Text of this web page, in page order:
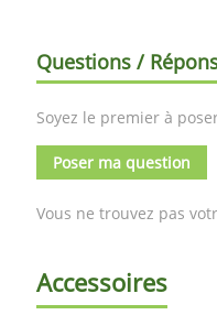
Questions /
Soyez le premier à
Poser ma question
Vous ne trouvez pas
Accessoires